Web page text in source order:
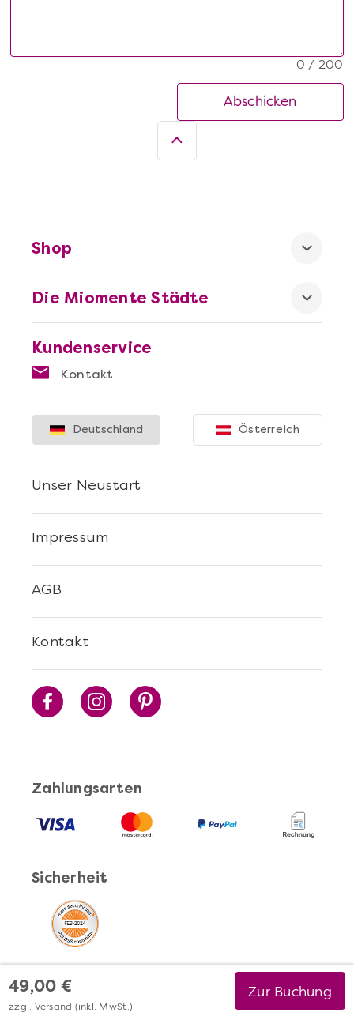
49,00 €
zzgl. Versand (inkl. MwSt.)
Zur Buchung
0 / 200
Abschicken
Kundenservice
Kontakt
Die Miomente Städte
Shop
Zahlungsarten
Sicherheit
Kontakt
AGB
Impressum
Unser Neustart
Deutschland Österreich